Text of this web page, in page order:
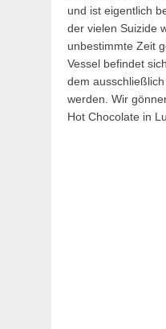
und ist eigentlich
der vielen Suizide
unbestimmte Zeit
Vessel befindet
dem
werden. Wir
Hot Chocolate in